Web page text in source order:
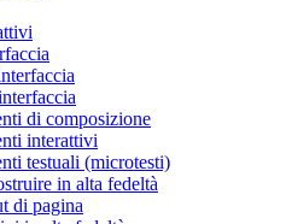
di composizione
interattivi
testuali (microtesti)
in alta fedeltà
di pagina